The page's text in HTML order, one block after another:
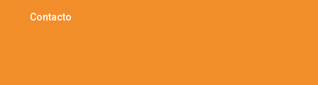
Contacto